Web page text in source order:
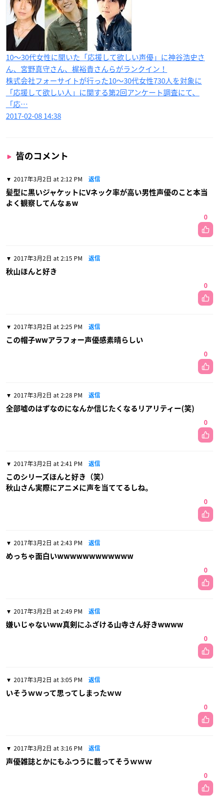
10～30代女性に聞いた「応援して欲しい声優」に神谷浩史さ
ん、宮野真守さん、梶裕貴さんらがランクイン！
株式会社フォーサイトが行った10～30代女性730人を対象に
「応援して欲しい人」に関する第2回アンケート調査にて、
「応…
2017-02-08 14:38
皆のコメント
2017年3月2日 at 2:12 PM 返信
髪型に黒いジャケットにVネック率が高い男性声優のこと本当
よく観察してんなぁw
0
2017年3月2日 at 2:15 PM 返信
秋山ほんと好き
0
2017年3月2日 at 2:25 PM 返信
この帽子wwアラフォー声優感素晴らしい
0
2017年3月2日 at 2:28 PM 返信
全部嘘のはずなのになんか信じたくなるリアリティー(笑)
0
2017年3月2日 at 2:41 PM 返信
このシリーズほんと好き（笑）
秋山さん実際にアニメに声を当ててるしね。
0
2017年3月2日 at 2:43 PM 返信
めっちゃ面白いwwwwwwwwwwww
0
2017年3月2日 at 2:49 PM 返信
嫌いじゃないww真剣にふざける山寺さん好きwwww
0
2017年3月2日 at 3:05 PM 返信
いそうｗｗって思ってしまったｗｗ
0
2017年3月2日 at 3:16 PM 返信
声優雑誌とかにもふつうに載ってそうｗｗｗ
0